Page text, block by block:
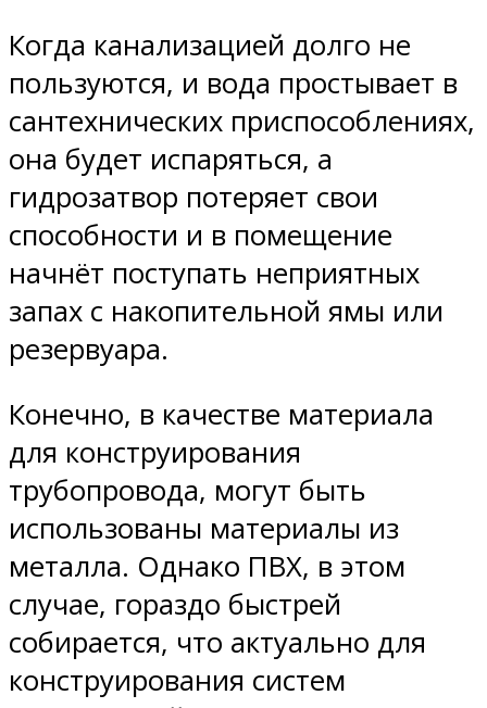
Когда канализацией долго не
пользуются, и вода простывает в
сантехнических приспособлениях,
она будет испаряться, а
гидрозатвор потеряет свои
способности и в помещение
начнёт поступать неприятных
запах с накопительной ямы или
резервуара.
Конечно, в качестве материала
для конструирования
трубопровода, могут быть
использованы материалы из
металла. Однако ПВХ, в этом
случае, гораздо быстрей
собирается, что актуально для
конструирования систем